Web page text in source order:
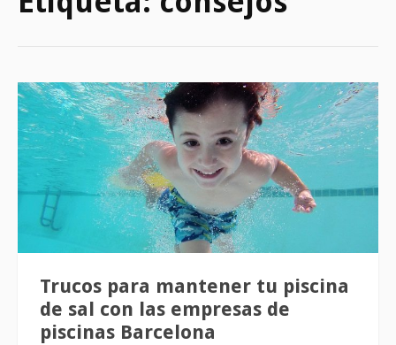
Trucos para mantener tu piscina
de sal con las empresas de
piscinas Barcelona